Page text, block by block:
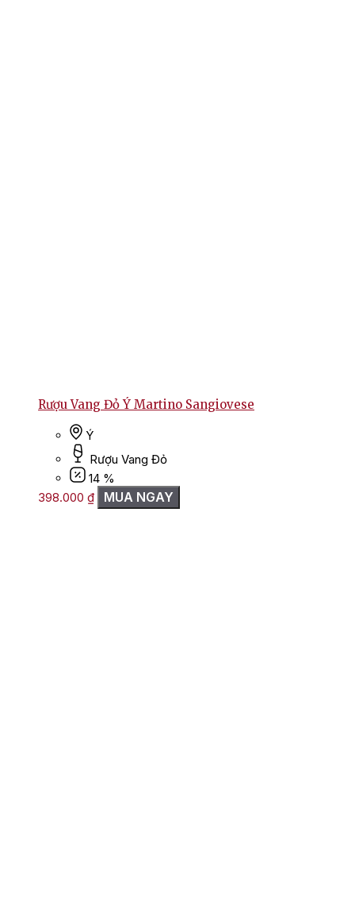
Rượu Vang Đỏ Ý Martino Sangiovese
Ý
Rượu Vang Đỏ
14 %
398.000 ₫ MUA NGAY